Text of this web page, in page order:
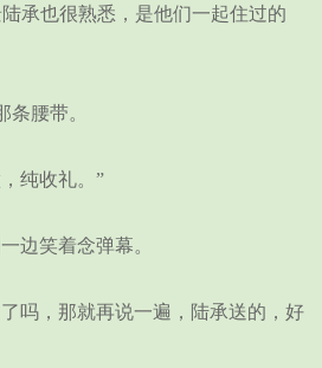
承也很熟悉，是他们一起住过的
腰带。
纯收礼。”
笑着念弹幕。
，那就再说一遍，陆承送的，好